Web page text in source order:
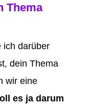
Thema
darüber
dein Thema
wir eine
es ja darum